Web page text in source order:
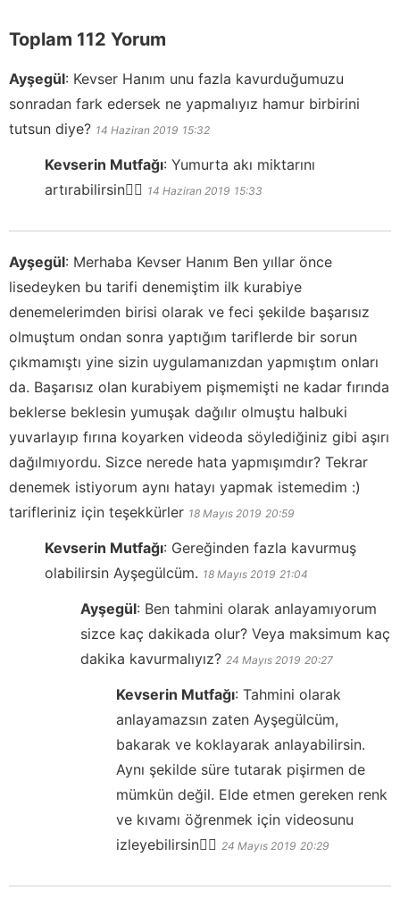
Toplam 112 Yorum
Ayşegül: Kevser Hanım unu fazla kavurduğumuzu
sonradan fark edersek ne yapmalıyız hamur birbirini
tutsun diye? 14 Haziran 2019 15:32
Kevserin Mutfağı: Yumurta akı miktarını
artırabilirsin👍🏻 14 Haziran 2019 15:33
Ayşegül: Merhaba Kevser Hanım Ben yıllar önce
lisedeyken bu tarifi denemiştim ilk kurabiye
denemelerimden birisi olarak ve feci şekilde başarısız
olmuştum ondan sonra yaptığım tariflerde bir sorun
çıkmamıştı yine sizin uygulamanızdan yapmıştım onları
da. Başarısız olan kurabiyem pişmemişti ne kadar fırında
beklerse beklesin yumuşak dağılır olmuştu halbuki
yuvarlayıp fırına koyarken videoda söylediğiniz gibi aşırı
dağılmıyordu. Sizce nerede hata yapmışımdır? Tekrar
denemek istiyorum aynı hatayı yapmak istemedim :)
tarifleriniz için teşekkürler 18 Mayıs 2019 20:59
Kevserin Mutfağı: Gereğinden fazla kavurmuş
olabilirsin Ayşegülcüm. 18 Mayıs 2019 21:04
Ayşegül: Ben tahmini olarak anlayamıyorum
sizce kaç dakikada olur? Veya maksimum kaç
dakika kavurmalıyız? 24 Mayıs 2019 20:27
Kevserin Mutfağı: Tahmini olarak
anlayamazsın zaten Ayşegülcüm,
bakarak ve koklayarak anlayabilirsin.
Aynı şekilde süre tutarak pişirmen de
mümkün değil. Elde etmen gereken renk
ve kıvamı öğrenmek için videosunu
izleyebilirsin👍🏻 24 Mayıs 2019 20:29